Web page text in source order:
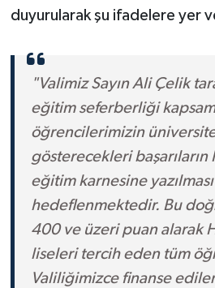
duyurularak şu ifadelere yer
"Valimiz Sayın Ali Çelik
eğitim seferberliği
öğrencilerimizin üniversite
gösterecekleri başarıların
eğitim karnesine yazılması
hedeflenmektedir. Bu
400 ve üzeri puan alarak
liseleri tercih eden tüm
Valiliğimizce finanse